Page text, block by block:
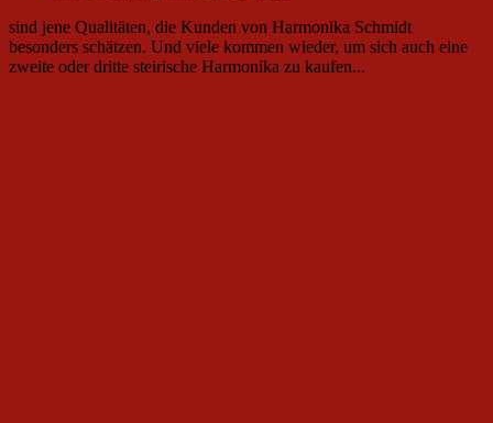
sind jene Qualitäten, die Kunden von Harmonika Schmidt
besonders schätzen. Und viele kommen wieder, um sich auch eine
zweite oder dritte steirische Harmonika zu kaufen...